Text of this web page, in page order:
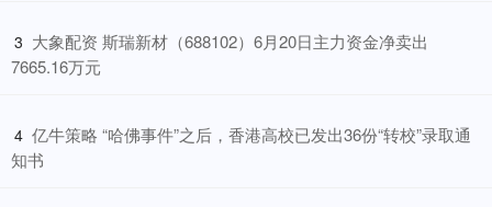
3 ​大象配资 斯瑞新材（688102）6月20日主力资金净卖出
7665.16万元
4 ​亿牛策略 “哈佛事件”之后，香港高校已发出36份“转校”录取通
知书